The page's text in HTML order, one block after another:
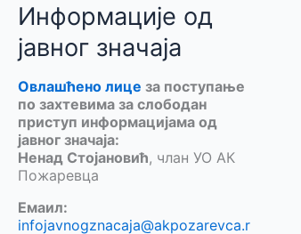
Информације од
јавног значаја
Овлашћено лице за поступање
по захтевима за слободан
приступ информацијама од
јавног значаја:
Ненад Стојановић, члан УО АК
Пожаревца
Емаил:
infojavnogznacaja@akpozarevca.r